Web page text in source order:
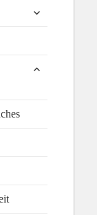
untermenü
untermenü